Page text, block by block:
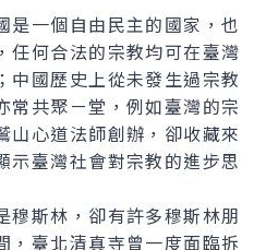
一個自由民主的國家，也
任何合法的宗教均可在臺灣
中國歷史上從未發生過宗教
常共聚ㄧ堂，例如臺灣的宗
山心道法師創辦，卻收藏來
示臺灣社會對宗教的進步思
斯林，卻有許多穆斯林朋
，臺北清真寺曾一度面臨拆